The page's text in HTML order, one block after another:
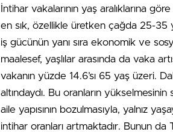
İntihar vakalarının yaş aralıklarına
en sık, özellikle üretken çağda 25-35
iş gücünün yanı sıra ekonomik ve
maalesef, yaşlılar arasında da vaka
vakanın yüzde 14.6’sı 65 yaş üzeri.
altındaydı. Bu oranların
aile yapısının bozulmasıyla, yalnız
intihar oranları artmaktadır. Bunun da